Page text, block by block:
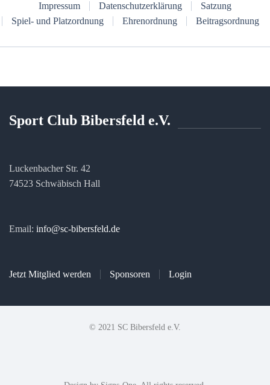
Impressum Datenschutzerklärung
Satzung
Spiel- und Platzordnung
Ehrenordnung Beitragsordnung
Sport Club Bibersfeld e.V.
Luckenbacher Str. 42
74523 Schwäbisch Hall
Email: info@sc-bibersfeld.de
Jetzt Mitglied werden Sponsoren Login
© 2021 SC Bibersfeld e.V.